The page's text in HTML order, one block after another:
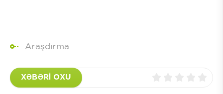
Araşdırma
XƏBƏRİ OXU